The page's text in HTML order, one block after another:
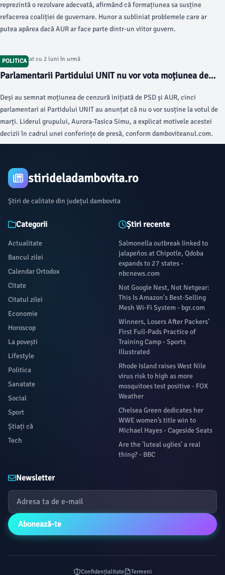
reprezintă o rezolvare adecvată, afirmând că formațiunea sa susține
refacerea coaliției de guvernare. Hunor a subliniat problemele care ar
putea apărea dacă AUR ar face parte dintr-un viitor guvern.
POLITICA
Articol postat cu 2 luni în urmă
Parlamentarii Partidului UNIT nu vor vota moțiunea de
Deși au semnat moțiunea de cenzură inițiată de PSD și AUR, cinci
parlamentari ai Partidului UNIT au anunțat că nu o vor susține la votul de
marți. Liderul grupului, Aurora-Tasica Simu, a explicat motivele acestei
decizii în cadrul unei conferințe de presă, conform damboviteanul.com.
stirideladambovita.ro
Știri de calitate din județul dambovita
Categorii
Actualitate
Bancul zilei
Calendar Ortodox
Citate
Citatul zilei
Economie
Horoscop
La povești
Lifestyle
Politica
Sanatate
Social
Sport
Știați că
Tech
Știri recente
Salmonella outbreak linked to
jalapeños at Chipotle, Qdoba
expands to 27 states -
nbcnews.com
Not Google Nest, Not Netgear:
This Is Amazon's Best-Selling
Mesh Wi-Fi System - bgr.com
Winners, Losers After Packers’
First Full-Pads Practice of
Training Camp - Sports
Illustrated
Rhode Island raises West Nile
virus risk to high as more
mosquitoes test positive - FOX
Weather
Chelsea Green dedicates her
WWE women’s title win to
Michael Hayes - Cageside Seats
Are the 'luteal uglies' a real
thing? - BBC
Newsletter
Abonează-te
Confidențialitate Termeni